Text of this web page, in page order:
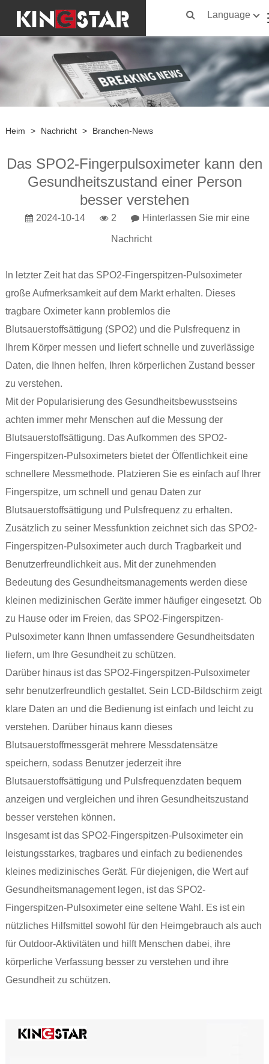
Language
Heim > Nachricht > Branchen-News
Das SPO2-Fingerpulsoximeter kann den
Gesundheitszustand einer Person
besser verstehen
2024-10-14 2 Hinterlassen Sie mir eine
Nachricht
In letzter Zeit hat das SPO2-Fingerspitzen-Pulsoximeter
große Aufmerksamkeit auf dem Markt erhalten. Dieses
tragbare Oximeter kann problemlos die
Blutsauerstoffsättigung (SPO2) und die Pulsfrequenz in
Ihrem Körper messen und liefert schnelle und zuverlässige
Daten, die Ihnen helfen, Ihren körperlichen Zustand besser
zu verstehen.
Mit der Popularisierung des Gesundheitsbewusstseins
achten immer mehr Menschen auf die Messung der
Blutsauerstoffsättigung. Das Aufkommen des SPO2-
Fingerspitzen-Pulsoximeters bietet der Öffentlichkeit eine
schnellere Messmethode. Platzieren Sie es einfach auf Ihrer
Fingerspitze, um schnell und genau Daten zur
Blutsauerstoffsättigung und Pulsfrequenz zu erhalten.
Zusätzlich zu seiner Messfunktion zeichnet sich das SPO2-
Fingerspitzen-Pulsoximeter auch durch Tragbarkeit und
Benutzerfreundlichkeit aus. Mit der zunehmenden
Bedeutung des Gesundheitsmanagements werden diese
kleinen medizinischen Geräte immer häufiger eingesetzt. Ob
zu Hause oder im Freien, das SPO2-Fingerspitzen-
Pulsoximeter kann Ihnen umfassendere Gesundheitsdaten
liefern, um Ihre Gesundheit zu schützen.
Darüber hinaus ist das SPO2-Fingerspitzen-Pulsoximeter
sehr benutzerfreundlich gestaltet. Sein LCD-Bildschirm zeigt
klare Daten an und die Bedienung ist einfach und leicht zu
verstehen. Darüber hinaus kann dieses
Blutsauerstoffmessgerät mehrere Messdatensätze
speichern, sodass Benutzer jederzeit ihre
Blutsauerstoffsättigung und Pulsfrequenzdaten bequem
anzeigen und vergleichen und ihren Gesundheitszustand
besser verstehen können.
Insgesamt ist das SPO2-Fingerspitzen-Pulsoximeter ein
leistungsstarkes, tragbares und einfach zu bedienendes
kleines medizinisches Gerät. Für diejenigen, die Wert auf
Gesundheitsmanagement legen, ist das SPO2-
Fingerspitzen-Pulsoximeter eine seltene Wahl. Es ist ein
nützliches Hilfsmittel sowohl für den Heimgebrauch als auch
für Outdoor-Aktivitäten und hilft Menschen dabei, ihre
körperliche Verfassung besser zu verstehen und ihre
Gesundheit zu schützen.